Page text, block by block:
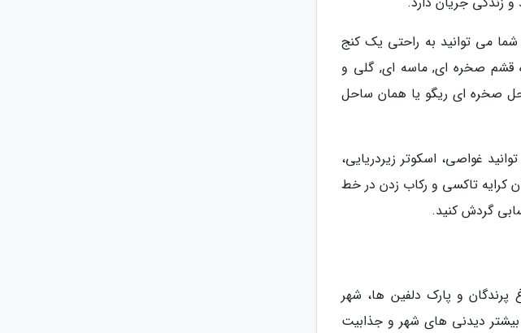
می توانید به راحتی یک کنج
قشم صخره ای, ماسه ای, گلی و
صخره ای ریگو یا همان ساحل
غواصی، اسکوتر زیردریایی،
کرایه تاکسی و رکاب زدن در خط
گردش کنید.
و پارک دلفین ها، شهر
بیشتر دیدنی های شهر و جذابیت